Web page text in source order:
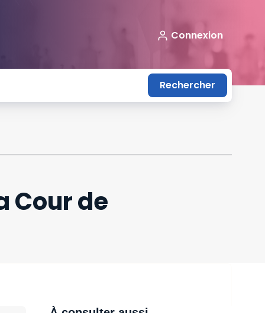
Connexion
Rechercher
Cour de